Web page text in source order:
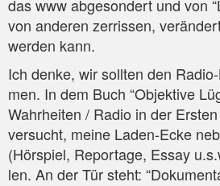
das www abge­son­dert und von
von ande­ren zer­ris­sen,
wer­den kann.
Ich den­ke, wir soll­ten den
men. In dem Buch “Objek­ti­ve
Wahr­hei­ten / Radio in der
ver­sucht, mei­ne Laden-Ecke
(Hör­spiel, Repor­ta­ge, Essay
len. An der Tür steht: